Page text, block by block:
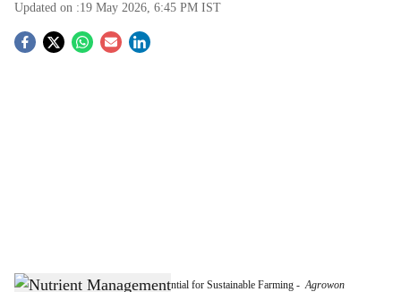
Updated on :19 May 2026, 6:45 PM IST
S
Scientific Nutrient Management Essential for Sustainable Farming -Agrowon